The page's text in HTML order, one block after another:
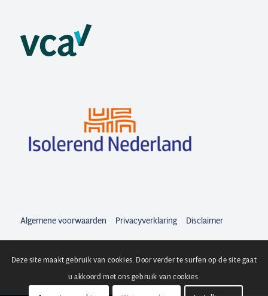
Algemene voorwaarden Privacyverklaring Disclaimer
Deze site maakt gebruik van cookies. Door verder te surfen op de site gaat
u akkoord met ons gebruik van cookies.